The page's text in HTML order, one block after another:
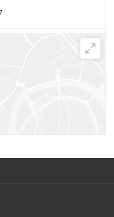
118Д, помещ. 15